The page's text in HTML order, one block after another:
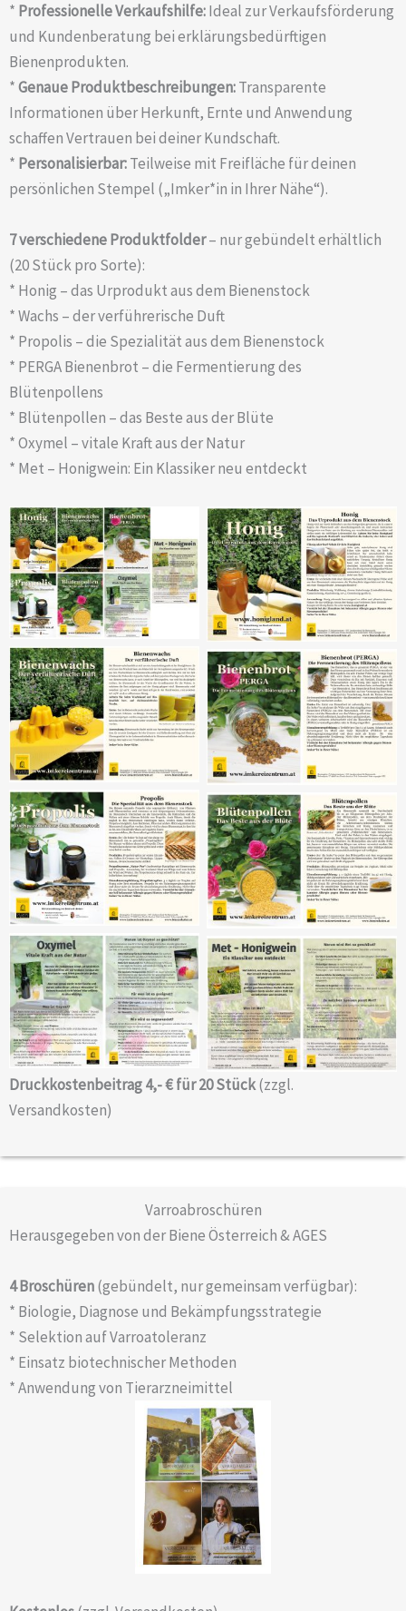
* Professionelle Verkaufshilfe:Ideal zur Verkaufsförderung
und Kundenberatung bei erklärungsbedürftigen
Bienenprodukten.
*Genaue Produktbeschreibungen:Transparente
Informationen über Herkunft, Ernte und Anwendung
schaffen Vertrauen bei deiner Kundschaft.
* Personalisierbar:Teilweise mit Freifläche für deinen
persönlichen Stempel („Imker*in in Ihrer Nähe“).
7 verschiedene Produktfolder– nur gebündelt erhältlich
(20 Stück pro Sorte):
* Honig – das Urprodukt aus dem Bienenstock
* Wachs – der verführerische Duft
* Propolis – die Spezialität aus dem Bienenstock
* PERGA Bienenbrot – die Fermentierung des
Blütenpollens
* Blütenpollen – das Beste aus der Blüte
* Oxymel – vitale Kraft aus der Natur
* Met – Honigwein: Ein Klassiker neu entdeckt
Sieben verschiedene
Produktfolder erklären
die jeweiligen
Bienenprodukte von der
Ernte bis zum Verzehr.
Folder „Honig, das
Urprodukt aus dem
Bienenstock“
Folder „Wachs: Der
verführerische Duft“
Folder „Perga: die
Fermentierung des
Blütenpollens“
Folder „Propolis: Die
Spezialität aus dem
Bienenstock“
Folder „Blütenpollen: Das
Beste aus der Blüte“
Folder „Oxymel: die
Symbiose von Honig und
Essig“
Folder „Met-Honigwein:
Ein Klassiker neu
entdeckt“
Druckkostenbeitrag 4,- € für 20 Stück(zzgl.
Versandkosten)
Varroa­broschüren
Herausgegeben von der Biene Österreich & AGES
4 Broschüren(gebündelt, nur gemeinsam verfügbar):
* Biologie, Diagnose und Bekämpfungsstrategie
* Selektion auf Varroatoleranz
* Einsatz biotechnischer Methoden
* Anwendung von Tierarzneimittel